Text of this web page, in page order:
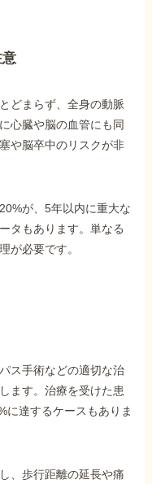
どまらず、全身の動脈
心臓や脳の血管にも同
や脳卒中のリスクが非
が、5年以内に重大な
タもあります。単なる
が必要です。
ス手術などの適切な治
ます。治療を受けた患
に達するケースもありま
、歩行距離の延長や痛